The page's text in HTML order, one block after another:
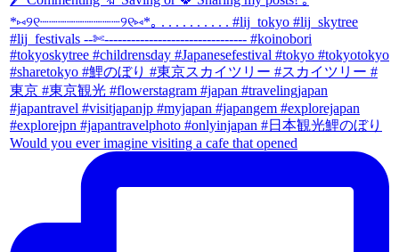
Would you ever imagine visiting a cafe that opened